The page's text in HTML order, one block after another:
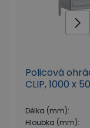
Policová
CLIP, 1000 x
Délka (mm):
Hloubka (mm):